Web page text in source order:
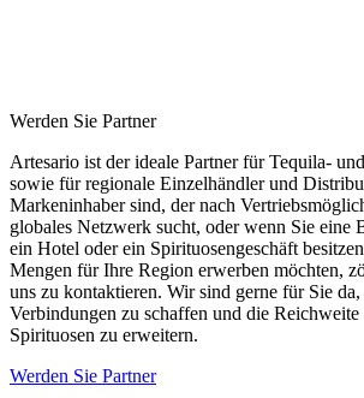
Werden Sie Partner
Artesario ist der ideale Partner für Tequila-
sowie für regionale Einzelhändler und
Markeninhaber sind, der nach
globales Netzwerk sucht, oder wenn Sie eine
ein Hotel oder ein Spirituosengeschäft
Mengen für Ihre Region erwerben möchten,
uns zu kontaktieren. Wir sind gerne für Sie
Verbindungen zu schaffen und die
Spirituosen zu erweitern.
Werden Sie Partner